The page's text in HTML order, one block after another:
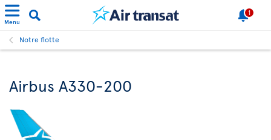
Menu
1
Notre flotte
Airbus A330-200